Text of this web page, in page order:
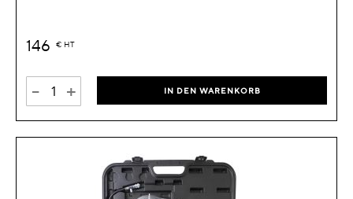
146 € HT
- + IN DEN WARENKORB